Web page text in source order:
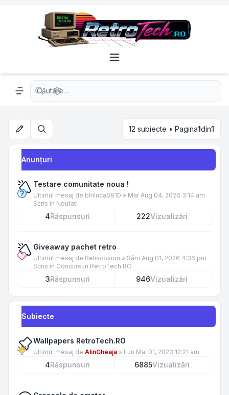
Navigation menu
Căutare avansată
Căutare 12 subiecte • Pagina1din1
Anunţuri
Testare comunitate noua !
Ultimul mesaj de blnluca0810 » Mar Aug 04, 2026 3:14 am
Scris în Noutati
4Răspunsuri 222Vizualizări
Giveaway pachet retro
Ultimul mesaj de Beliscovion » Sâm Aug 01, 2026 4:36 pm
Scris în Concursuri RetroTech.RO
3Răspunsuri 946Vizualizări
Subiecte
Wallpapers RetroTech.RO
Ultimul mesaj de AlinGheaja » Lun Mai 01, 2023 12:21 am
4Răspunsuri 6885Vizualizări